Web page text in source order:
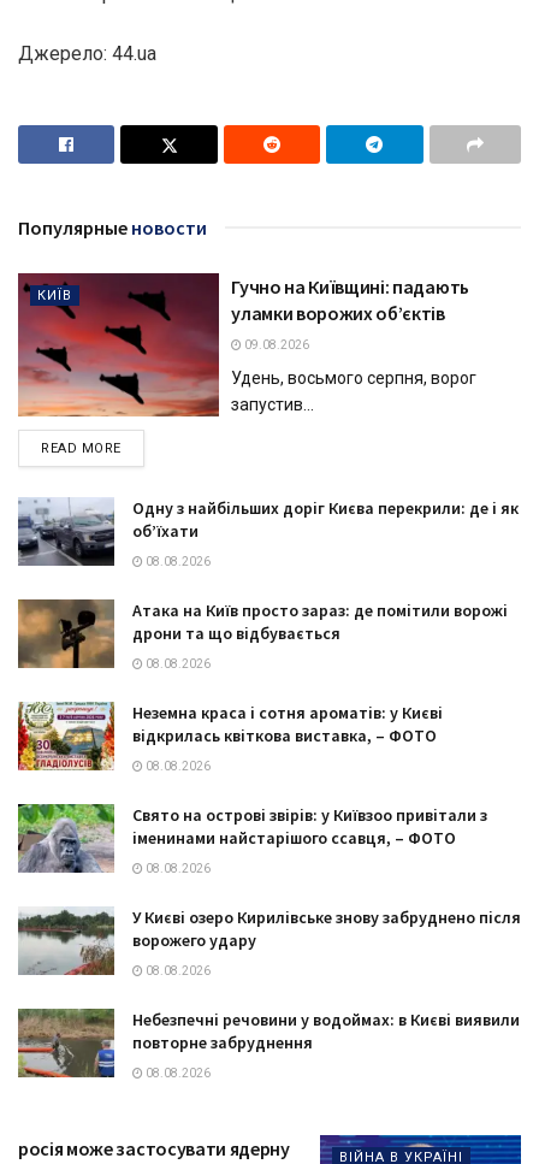
Джерело: 44.ua
Популярные новости
КИЇВ
Гучно на Київщині: падають
уламки ворожих об’єктів
09.08.2026
Удень, восьмого серпня, ворог
запустив...
READ MOREDETAILS
Одну з найбільших доріг Києва перекрили: де і як
об’їхати
08.08.2026
Атака на Київ просто зараз: де помітили ворожі
дрони та що відбувається
08.08.2026
Неземна краса і сотня ароматів: у Києві
відкрилась квіткова виставка, – ФОТО
08.08.2026
Свято на острові звірів: у Київзоо привітали з
іменинами найстарішого ссавця, – ФОТО
08.08.2026
У Києві озеро Кирилівське знову забруднено після
ворожего удару
08.08.2026
Небезпечні речовини у водоймах: в Києві виявили
повторне забруднення
08.08.2026
ВІЙНА В УКРАЇНІ
росія може застосувати ядерну